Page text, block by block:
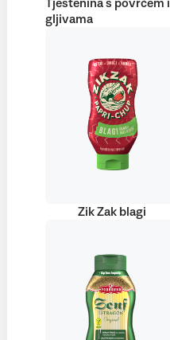
Tjestenina s povrćem i
gljivama
Zik Zak blagi